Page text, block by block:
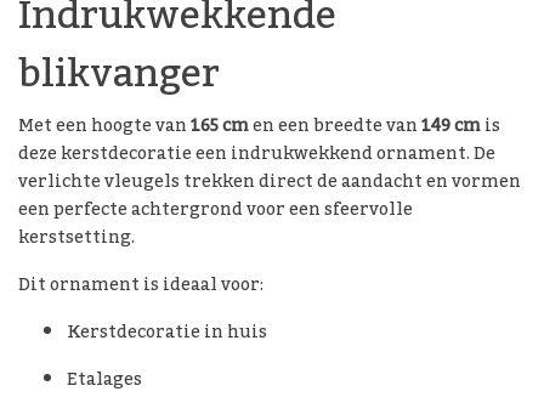
Indrukwekkende
blikvanger
Met een hoogte van165 cmen een breedte van149 cmis
deze kerstdecoratie een indrukwekkend ornament. De
verlichte vleugels trekken direct de aandacht en vormen
een perfecte achtergrond voor een sfeervolle
kerstsetting.
Dit ornament is ideaal voor:
Kerstdecoratie in huis
Etalages